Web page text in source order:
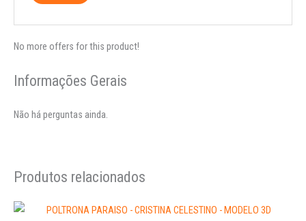
No more offers for this product!
Informações Gerais
Não há perguntas ainda.
Produtos relacionados